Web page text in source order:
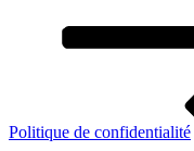
Politique de confidentialité